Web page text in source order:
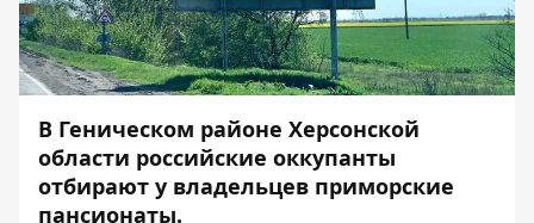
В Геническом районе Херсонской
области российские оккупанты
отбирают у владельцев приморские
пансионаты.